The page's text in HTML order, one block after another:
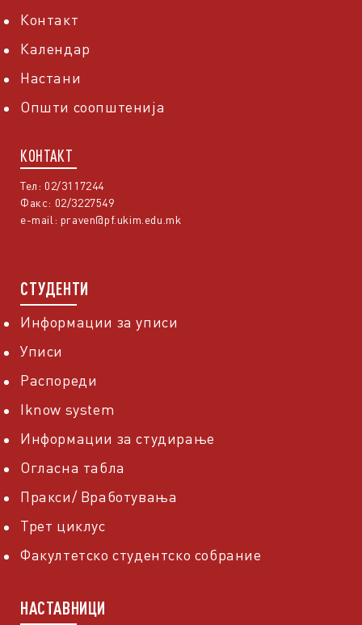
Контакт
Календар
Настани
Општи соопштенија
КОНТАКТ
Тел: 02/3117244
Факс: 02/3227549
e-mail: praven@pf.ukim.edu.mk
СТУДЕНТИ
Информации за уписи
Уписи
Распореди
Iknow system
Информации за студирање
Огласна табла
Пракси/ Вработувања
Трет циклус
Факултетско студентско собрание
НАСТАВНИЦИ